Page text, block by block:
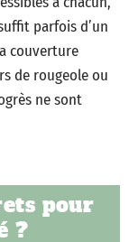
parfois d’un
couverture
de rougeole ou
ne sont
pour
?